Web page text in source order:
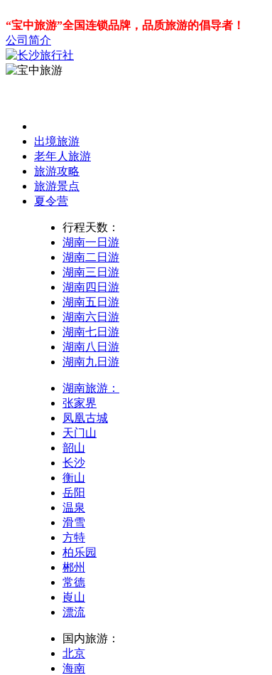
“宝中旅游”全国连锁品牌，品质旅游的倡导者！
公司简介
出境旅游
老年人旅游
旅游攻略
旅游景点
夏令营
行程天数：
湖南一日游
湖南二日游
湖南三日游
湖南四日游
湖南五日游
湖南六日游
湖南七日游
湖南八日游
湖南九日游
湖南旅游：
张家界
凤凰古城
天门山
韶山
长沙
衡山
岳阳
温泉
滑雪
方特
柏乐园
郴州
常德
崀山
漂流
国内旅游：
北京
海南